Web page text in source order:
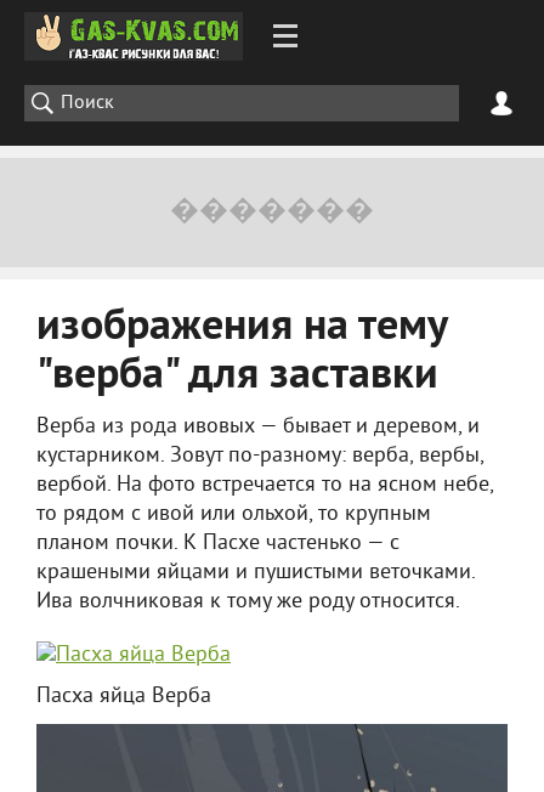
изображения на тему
"верба" для заставки
Верба из рода ивовых — бывает и деревом, и
кустарником. Зовут по-разному: верба, вербы,
вербой. На фото встречается то на ясном небе,
то рядом с ивой или ольхой, то крупным
планом почки. К Пасхе частенько — с
крашеными яйцами и пушистыми веточками.
Ива волчниковая к тому же роду относится.
Пасха яйца Верба